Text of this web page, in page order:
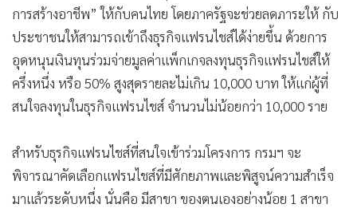
การสร้างอาชีพ” ให้กับคนไทย โดยภาครัฐจะช่วยลดภาระให้ กับ
ประชาชนให้สามารถเข้าถึงธุรกิจแฟรนไชส์ได้ง่ายขึ้น ด้วยการ
อุดหนุนเงินทุนร่วมจ่ายมูลค่าแพ็กเกจลงทุนธุรกิจแฟรนไชส์ให้
ครึ่งหนึ่ง หรือ 50% สูงสุดรายละไม่เกิน 10,000 บาท ให้แก่ผู้ที่
สนใจลงทุนในธุรกิจแฟรนไชส์ จำนวนไม่น้อยกว่า 10,000 ราย
สำหรับธุรกิจแฟรนไชส์ที่สนใจเข้าร่วมโครงการ กรมฯ จะ
พิจารณาคัดเลือกแฟรนไชส์ที่มีศักยภาพและพิสูจน์ความสำเร็จ
มาแล้วระดับหนึ่ง นั่นคือ มีสาขา ของตนเองอย่างน้อย 1 สาขา